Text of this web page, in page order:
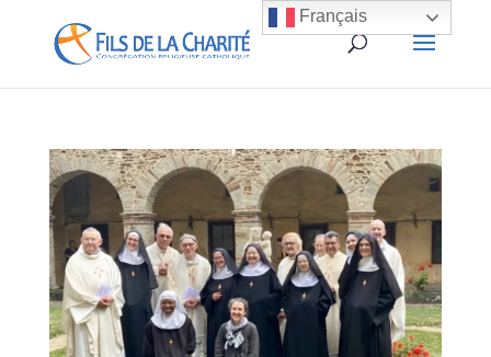
Français